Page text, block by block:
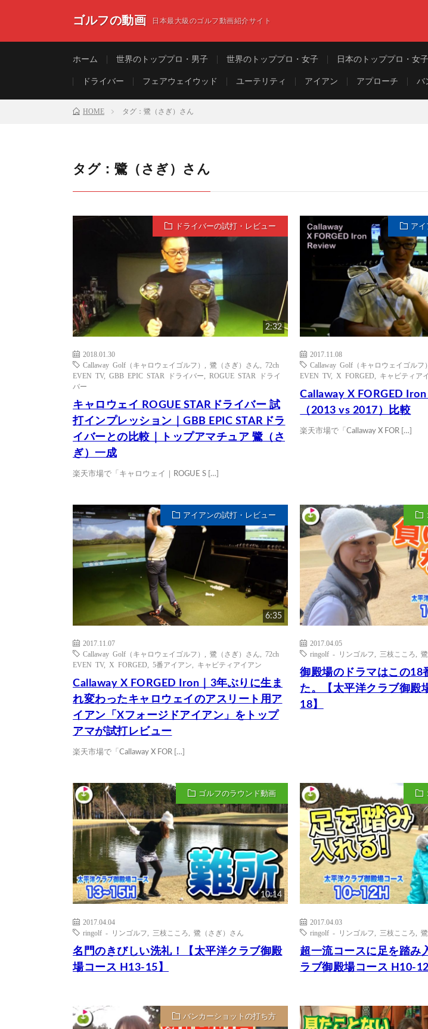
ゴルフの動画 日本最大級のゴルフ動画紹介サイト
ホーム 世界のトッププロ・男子 世界のトッププロ・女子 日本のトッププロ・女子
ドライバー フェアウェイウッド ユーテリティ アイアン アプローチ バ
HOME タグ：鷺（さぎ）さん
タグ：鷺（さぎ）さん
ドライバーの試打・レビュー
2:32
2018.01.30
Callaway Golf（キャロウェイゴルフ）
鷺（さぎ）さん
72ch
EVEN TV, GBB EPIC STAR ドライバー
ROGUE STAR ドライ
バー
キャロウェイ ROGUE STARドライバー 試
打インプレッション｜GBB EPIC STARドラ
イバーとの比較｜トップアマチュア 鷺（さ
ぎ）一成
楽天市場で「キャロウェイ｜ROGUE S […]
アイ
2017.11.08
Callaway Golf（キャロウェイゴルフ）
EVEN TV, X FORGED キャビティア
Callaway X FORGED
（2013 vs 2017）比較
楽天市場で「Callaway X FOR […]
アイアンの試打・レビュー
6:35
2017.11.07
Callaway Golf（キャロウェイゴルフ）
鷺（さぎ）さん
72ch
EVEN TV, X FORGED 5番アイアン キャビティアイアン
Callaway X FORGED Iron｜3年ぶりに生ま
れ変わったキャロウェイのアスリート用ア
イアン「Xフォージドアイアン」をトップ
アマが試打レビュー
楽天市場で「Callaway X FOR […]
2017.04.05
ringolf - リンゴルフ
三枝こころ ,
御殿場のドラマはこの18
た。【太平洋クラブ御殿
18】
ゴルフのラウンド動画
10:14
2017.04.04
ringolf - リンゴルフ
三枝こころ 鷺（さぎ）さん
名門のきびしい洗礼！【太平洋クラブ御殿
場コース H13-15】
2017.04.03
ringolf - リンゴルフ
三枝こころ ,
超一流コースに足を踏み
ラブ御殿場コース H10-12
バンカーショットの打ち方